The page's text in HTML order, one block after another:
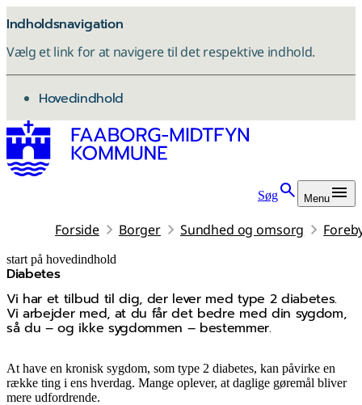
Indholdsnavigation
Vælg et link for at navigere til det respektive indhold.
gå til
Hovedindhold
Søg Menu
Forside Borger Sundhed og omsorg
start på hovedindhold
Diabetes
Vi har et tilbud til dig, der lever med type 2 diabetes.
Vi arbejder med, at du får det bedre med din sygdom,
så du – og ikke sygdommen – bestemmer.
senest opdateret 21. juli 2026
At have en kronisk sygdom, som type 2 diabetes, kan påvirke en
række ting i ens hverdag. Mange oplever, at daglige gøremål bliver
mere udfordrende.